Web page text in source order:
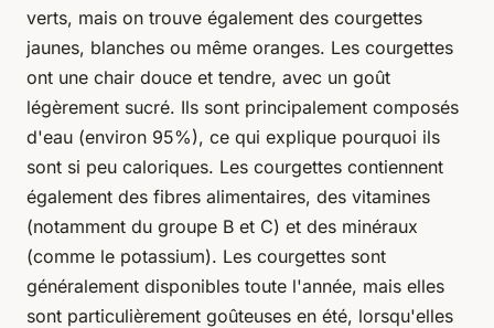
verts, mais on trouve également des courgettes
jaunes, blanches ou même oranges. Les courgettes
ont une chair douce et tendre, avec un goût
légèrement sucré. Ils sont principalement composés
d'eau (environ 95%), ce qui explique pourquoi ils
sont si peu caloriques. Les courgettes contiennent
également des fibres alimentaires, des vitamines
(notamment du groupe B et C) et des minéraux
(comme le potassium). Les courgettes sont
généralement disponibles toute l'année, mais elles
sont particulièrement goûteuses en été, lorsqu'elles